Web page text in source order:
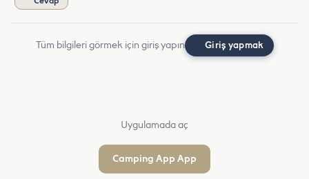
Tüm bilgileri görmek için giriş yapın Giriş yapmak
Uygulamada aç
Camping App App